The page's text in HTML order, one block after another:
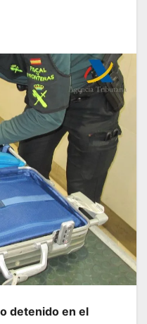
detenido en el